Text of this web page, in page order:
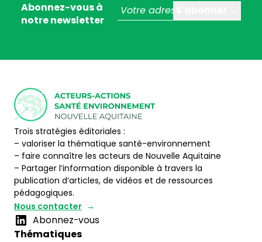
Abonnez-vous à
notre newsletter
Trois stratégies éditoriales :
– valoriser la thématique santé-environnement
– faire connaître les acteurs de Nouvelle Aquitaine
– Partager l’information disponible à travers la
publication d’articles, de vidéos et de ressources
pédagogiques.
Nous contacter
Abonnez-vous
Thématiques